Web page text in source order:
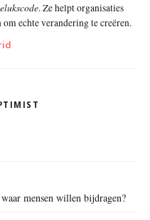
. Ze helpt organisaties
echte verandering te creëren.
mensen willen bijdragen?